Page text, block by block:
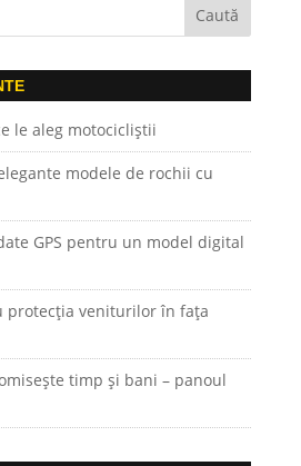
le aleg motocicliștii
modele de rochii cu
GPS pentru un model digital
protecția veniturilor în fața
timp și bani – panoul